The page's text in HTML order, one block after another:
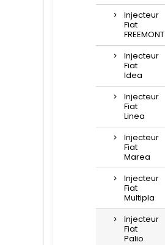
Injecteur
Fiat
FREEMONT
Injecteur
Fiat
Idea
Injecteur
Fiat
Linea
Injecteur
Fiat
Marea
Injecteur
Fiat
Multipla
Injecteur
Fiat
Palio